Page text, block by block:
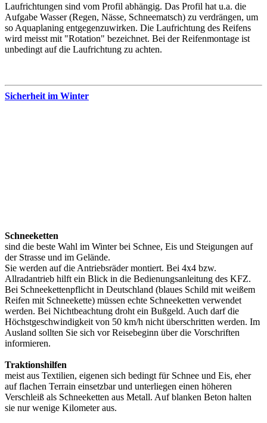
Laufrichtungen sind vom Profil abhängig. Das Profil hat u.a. die
Aufgabe Wasser (Regen, Nässe, Schneematsch) zu verdrängen, um
so Aquaplaning entgegenzuwirken. Die Laufrichtung des Reifens
wird meisst mit "Rotation" bezeichnet. Bei der Reifenmontage ist
unbedingt auf die Laufrichtung zu achten.
Sicherheit im Winter
Schneeketten
sind die beste Wahl im Winter bei Schnee, Eis und Steigungen auf
der Strasse und im Gelände.
Sie werden auf die Antriebsräder montiert. Bei 4x4 bzw.
Allradantrieb hilft ein Blick in die Bedienungsanleitung des KFZ.
Bei Schneekettenpflicht in Deutschland (blaues Schild mit weißem
Reifen mit Schneekette) müssen echte Schneeketten verwendet
werden. Bei Nichtbeachtung droht ein Bußgeld. Auch darf die
Höchstgeschwindigkeit von 50 km/h nicht überschritten werden. Im
Ausland sollten Sie sich vor Reisebeginn über die Vorschriften
informieren.
Traktionshilfen
meist aus Textilien, eigenen sich bedingt für Schnee und Eis, eher
auf flachen Terrain einsetzbar und unterliegen einen höheren
Verschleiß als Schneeketten aus Metall. Auf blanken Beton halten
sie nur wenige Kilometer aus.